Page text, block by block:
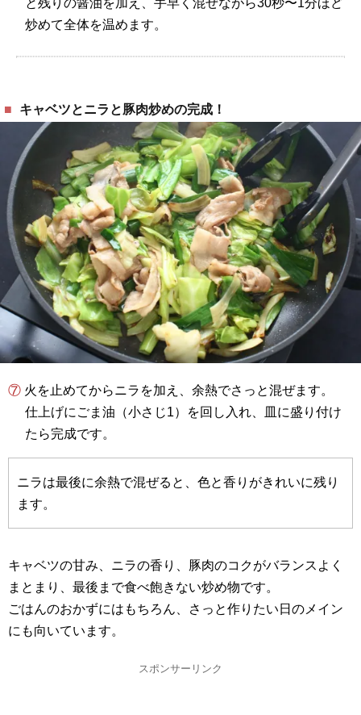
と残りの醤油を加え、手早く混ぜながら30秒〜1分ほど
炒めて全体を温めます。
キャベツとニラと豚肉炒めの完成！
⑦ 火を止めてからニラを加え、余熱でさっと混ぜます。
仕上げにごま油（小さじ1）を回し入れ、皿に盛り付け
たら完成です。
ニラは最後に余熱で混ぜると、色と香りがきれいに残り
ます。
キャベツの甘み、ニラの香り、豚肉のコクがバランスよく
まとまり、最後まで食べ飽きない炒め物です。
ごはんのおかずにはもちろん、さっと作りたい日のメイン
にも向いています。
スポンサーリンク